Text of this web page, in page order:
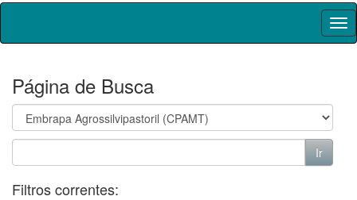
Skip
Página de Busca
Filtros correntes: